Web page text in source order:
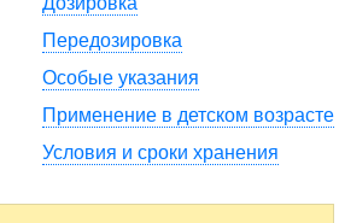
Передозировка
Особые указания
Применение в детском возрасте
Условия и сроки хранения